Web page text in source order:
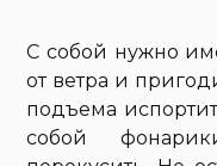
С собой нужно
от ветра и
подъема
собой